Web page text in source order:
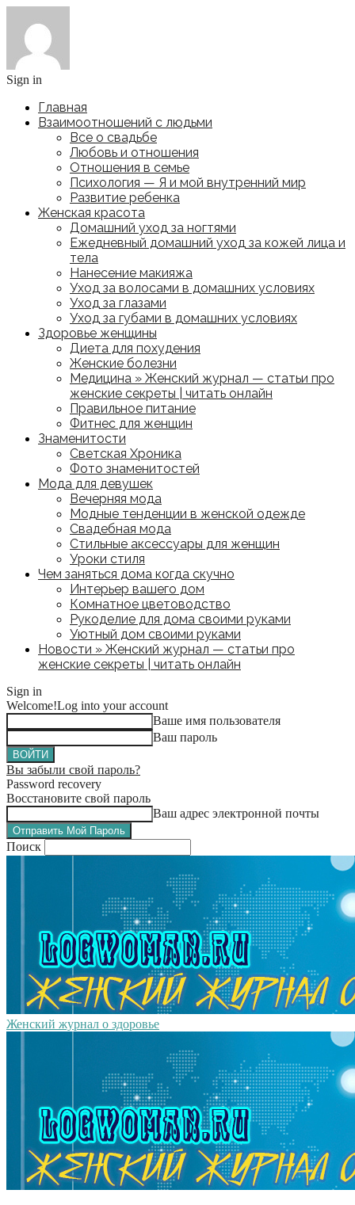
Sign in
Главная
Взаимоотношений с людьми
Все о свадьбе
Любовь и отношения
Отношения в семье
Психология — Я и мой внутренний мир
Развитие ребенка
Женская красота
Домашний уход за ногтями
Ежедневный домашний уход за кожей лица и
тела
Нанесение макияжа
Уход за волосами в домашних условиях
Уход за глазами
Уход за губами в домашних условиях
Здоровье женщины
Диета для похудения
Женские болезни
Медицина » Женский журнал — статьи про
женские секреты | читать онлайн
Правильное питание
Фитнес для женщин
Знаменитости
Светская Хроника
Фото знаменитостей
Мода для девушек
Вечерняя мода
Модные тенденции в женской одежде
Свадебная мода
Стильные аксессуары для женщин
Уроки стиля
Чем заняться дома когда скучно
Интерьер вашего дом
Комнатное цветоводство
Рукоделие для дома своими руками
Уютный дом своими руками
Новости » Женский журнал — статьи про
женские секреты | читать онлайн
Sign in
Welcome!Log into your account
Ваше имя пользователя
Ваш пароль
Вы забыли свой пароль?
Password recovery
Восстановите свой пароль
Ваш адрес электронной почты
Поиск
Женский журнал о здоровье